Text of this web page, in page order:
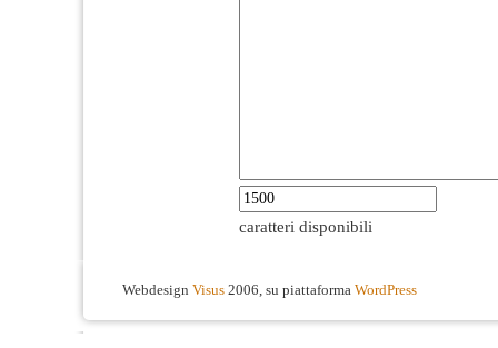
caratteri disponibili
Webdesign Visus 2006, su piattaforma WordPress